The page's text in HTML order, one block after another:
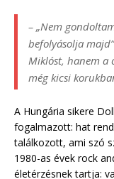
– „Nem
befolyásolja
Miklóst, hanem a
még kicsi
A Hungária sikere
fogalmazott: hat
találkozott, ami szó
1980-as évek rock
életérzésnek tartja: